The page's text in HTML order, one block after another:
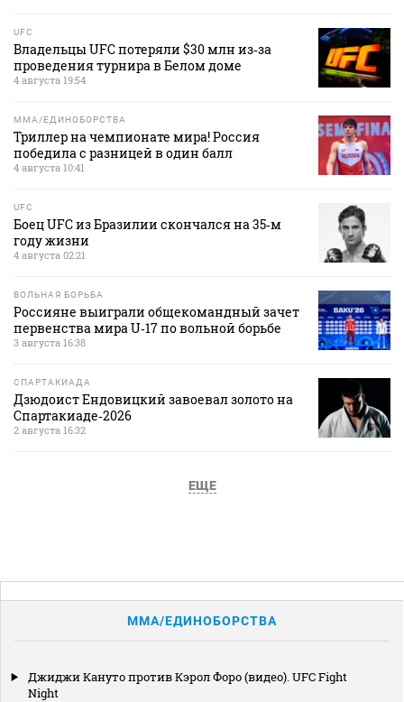
UFC
Владельцы UFC потеряли $30 млн из‑за
проведения турнира в Белом доме
4 августа 19:54
MMA/ЕДИНОБОРСТВА
Триллер на чемпионате мира! Россия
победила с разницей в один балл
4 августа 10:41
UFC
Боец UFC из Бразилии скончался на 35‑м
году жизни
4 августа 02:21
ВОЛЬНАЯ БОРЬБА
Россияне выиграли общекомандный зачет
первенства мира U‑17 по вольной борьбе
3 августа 16:38
СПАРТАКИАДА
Дзюдоист Ендовицкий завоевал золото на
Спартакиаде‑2026
2 августа 16:32
ЕЩЕ
MMA/ЕДИНОБОРСТВА
Джиджи Кануто против Кэрол Форо (видео). UFC Fight
Night